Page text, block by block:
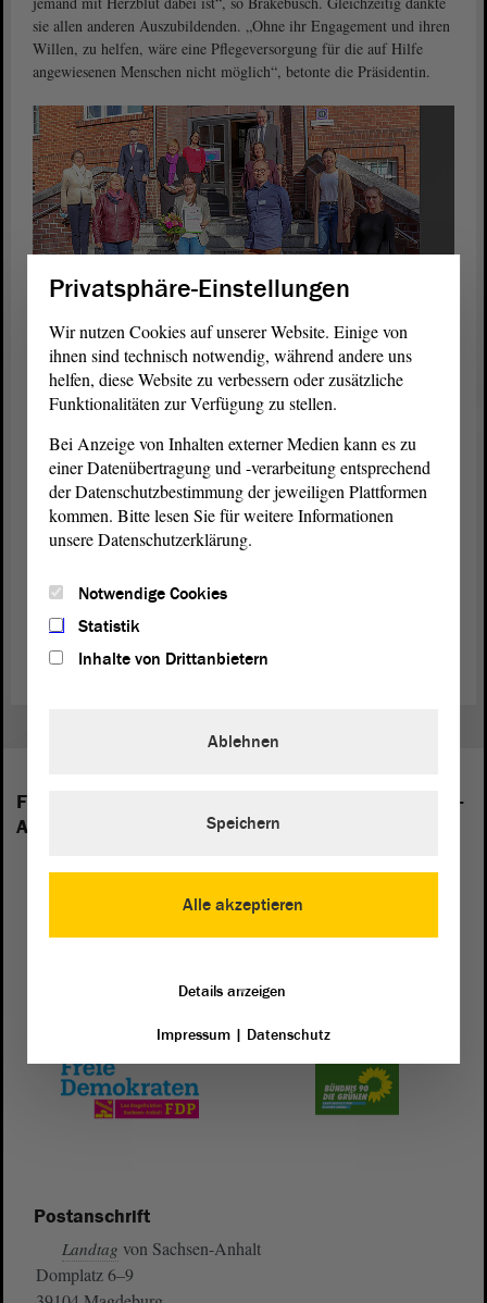
sie allen anderen Auszubildenden. „Ohne ihr Engagement und ihren
Willen, zu helfen, wäre eine Pflegeversorgung für die auf Hilfe
angewiesenen Menschen nicht möglich“, betonte die Präsidentin.
Zum Erfolg gratulierten neben Gabriele Brakebusch (v.l.) auch
der Vorstand der Pfeifferschen Stiftungen, Dr. Edda Weise und
Klaus-Dieter Schinkel, sowie Christian von der Becke und
Klinikum Pfeiffersche Stiftungen. Foto: Pfeiffersche Stiftungen
Wegen der Corona-Pandemie fand die feierliche Urkundenübergabe
nur in kleinem Kreis statt. Bei der „Deutschen Meisterschaft der
Pflege“ stellen Schüler für die Pflegeberufe aus allen Bundesländern
Beweis. Der Leistungswettbewerb soll junge Auszubildende
motivieren und auf die Attraktivität der Pflege aufmerksam
machen.
Folgende Fraktionen sind im Landtag von Sachsen-
Anhalt vertreten:
Postanschrift
Landtag von Sachsen-Anhalt
Domplatz 6–9
Privatsphäre-Einstellungen
Wir nutzen Cookies auf unserer Website. Einige von
ihnen sind technisch notwendig, während andere uns
helfen, diese Website zu verbessern oder zusätzliche
Funktionalitäten zur Verfügung zu stellen.
Bei Anzeige von Inhalten externer Medien kann es zu
einer Datenübertragung und -verarbeitung entsprechend
der Datenschutzbestimmung der jeweiligen Plattformen
kommen. Bitte lesen Sie für weitere Informationen
unsere Datenschutzerklärung.
Notwendige Cookies
Statistik
Inhalte von Drittanbietern
Alle akzeptieren
Ablehnen
Speichern
Details anzeigen
Impressum| Datenschutz